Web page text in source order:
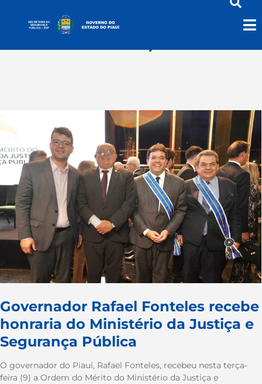
dezembro 10, 2025
Governador Rafael Fonteles recebe
honraria do Ministério da Justiça e
Segurança Pública
O governador do Piauí, Rafael Fonteles, recebeu nesta terça-
feira (9) a Ordem do Mérito do Ministério da Justiça e